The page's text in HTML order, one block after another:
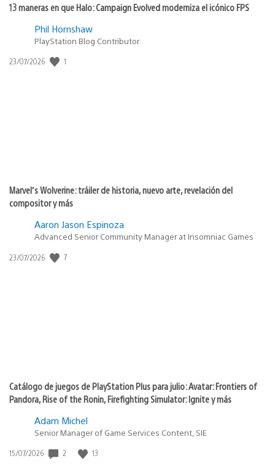
13 maneras en que Halo: Campaign Evolved moderniza el icónico FPS
Phil Hornshaw
PlayStation Blog Contributor
Fecha
23/07/2026 1
Marvel’s Wolverine: tráiler de historia, nuevo arte, revelación del
compositor y más
Aaron Jason Espinoza
Advanced Senior Community Manager at Insomniac Games
Fecha
23/07/2026 7
Catálogo de juegos de PlayStation Plus para julio: Avatar: Frontiers of
Pandora, Rise of the Ronin, Firefighting Simulator: Ignite y más
Adam Michel
Senior Manager of Game Services Content, SIE
Fecha
15/07/2026 2 13